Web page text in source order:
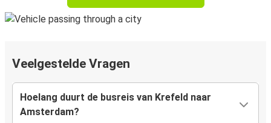
Veelgestelde Vragen
Hoelang duurt de busreis van Krefeld naar
Amsterdam?